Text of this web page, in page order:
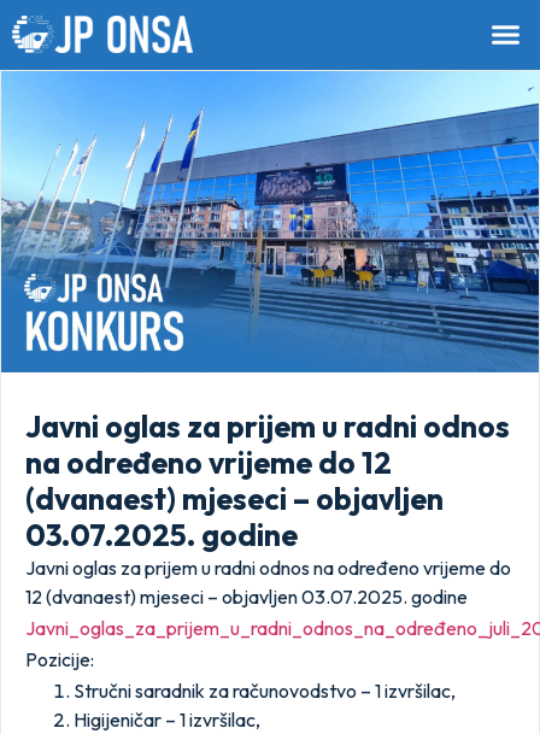
Javni oglas za prijem u radni odnos
na određeno vrijeme do 12
(dvanaest) mjeseci – objavljen
03.07.2025. godine
Javni oglas za prijem u radni odnos na određeno vrijeme do
12 (dvanaest) mjeseci – objavljen 03.07.2025. godine
Pozicije:
Stručni saradnik za računovodstvo – 1 izvršilac,
Higijeničar – 1 izvršilac,